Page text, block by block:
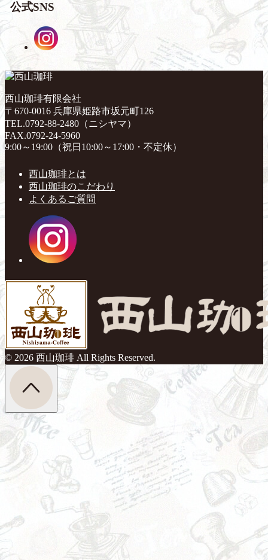
公式SNS
西山珈琲有限会社
〒670-0016 兵庫県姫路市坂元町126
TEL.0792-88-2480（ニシヤマ）
FAX.0792-24-5960
9:00～19:00（祝日10:00～17:00・不定休）
西山珈琲とは
西山珈琲のこだわり
よくあるご質問
© 2026 西山珈琲 All Rights Reserved.